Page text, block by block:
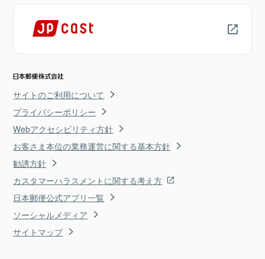
サイトのご利用について
プライバシーポリシー
Webアクセシビリティ方針
お客さま本位の業務運営に関する基本方針
勧誘方針
カスタマーハラスメントに関する考え方
日本郵便公式アプリ一覧
ソーシャルメディア
サイトマップ